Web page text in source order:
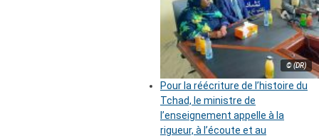
© (DR)
Pour la réécriture de l’histoire du
Tchad, le ministre de
l’enseignement appelle à la
rigueur, à l’écoute et au